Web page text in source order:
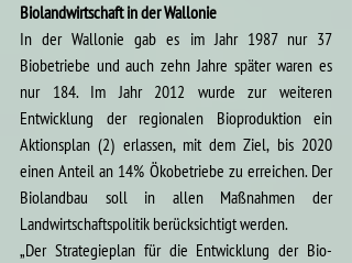
Biolandwirtschaft in der Wallonie
In der Wallonie gab es im Jahr 1987 nur 37
Biobetriebe und auch zehn Jahre später waren es
nur 184. Im Jahr 2012 wurde zur weiteren
Entwicklung der regionalen Bioproduktion ein
Aktionsplan (2) erlassen, mit dem Ziel, bis 2020
einen Anteil an 14% Ökobetriebe zu erreichen. Der
Biolandbau soll in allen Maßnahmen der
Landwirtschaftspolitik berücksichtigt werden.
„Der Strategieplan für die Entwicklung der Bio-